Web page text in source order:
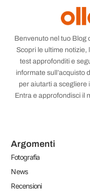
Benvenuto nel tuo Blog
Scopri le ultime notizie,
test approfonditi e
informate sull’acquisto
per aiutarti a scegliere
Entra e approfondisci il
Argomenti
Fotografia
News
Recensioni